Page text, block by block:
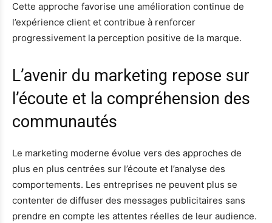
Cette approche favorise une amélioration continue de
l’expérience client et contribue à renforcer
progressivement la perception positive de la marque.
L’avenir du marketing repose sur
l’écoute et la compréhension des
communautés
Le marketing moderne évolue vers des approches de
plus en plus centrées sur l’écoute et l’analyse des
comportements. Les entreprises ne peuvent plus se
contenter de diffuser des messages publicitaires sans
prendre en compte les attentes réelles de leur audience.